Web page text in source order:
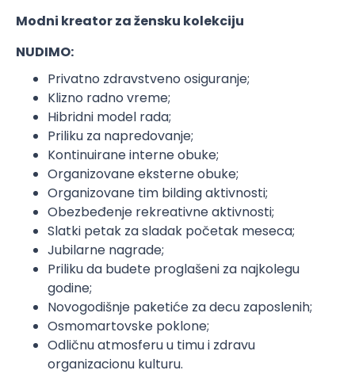
Modni kreator zažensku kolekciju
NUDIMO:
Privatno zdravstveno osiguranje;
Klizno radno vreme;
Hibridni model rada;
Priliku za napredovanje;
Kontinuirane interne obuke;
Organizovane eksterne obuke;
Organizovane tim bilding aktivnosti;
Obezbeđenje rekreativne aktivnosti;
Slatki petak za sladak početak meseca;
Jubilarne nagrade;
Priliku da budete proglašeni za najkolegu
godine;
Novogodišnje paketiće za decu zaposlenih;
Osmomartovske poklone;
Odličnu atmosferu u timu i zdravu
organizacionu kulturu.